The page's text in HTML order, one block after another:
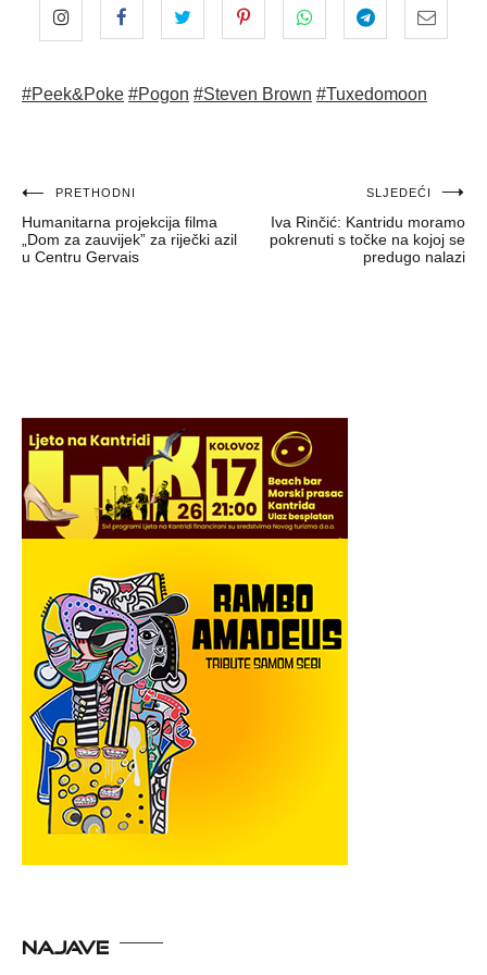
#Peek&Poke #Pogon #Steven Brown #Tuxedomoon
Navigacija
objava
PRETHODNI
Humanitarna projekcija filma
„Dom za zauvijek” za riječki azil
u Centru Gervais
SLJEDEĆI
Iva Rinčić: Kantridu moramo
pokrenuti s točke na kojoj se
predugo nalazi
NAJAVE